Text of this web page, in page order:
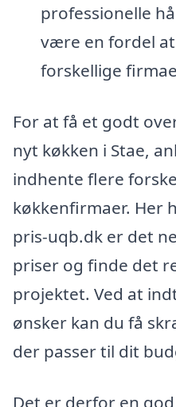
professionelle
være en fordel
forskellige
For at få et godt
nyt køkken i Stae,
indhente flere
køkkenfirmaer. Her
pris-uqb.dk er det
priser og finde det
projektet. Ved at
ønsker kan du få
der passer til dit
Det er derfor en